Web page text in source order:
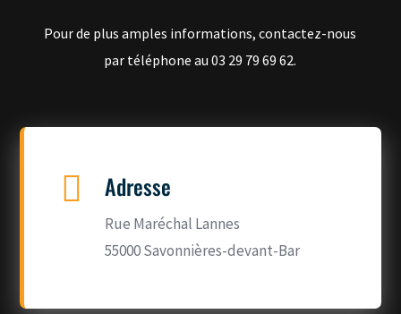
Pour de plus amples informations, contactez-nous
par téléphone au 03 29 79 69 62.
 Adresse
Rue Maréchal Lannes
55000 Savonnières-devant-Bar